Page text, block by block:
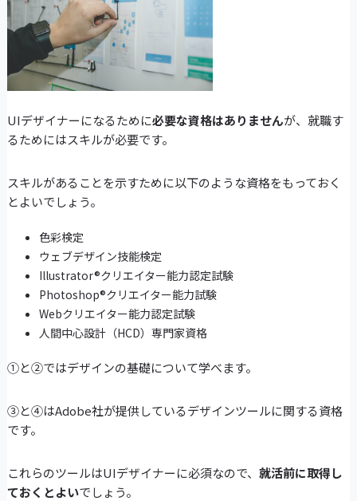
UIデザイナーになるために必要な資格はありませんが、就職す
るためにはスキルが必要です。
スキルがあることを示すために以下のような資格をもっておく
とよいでしょう。
色彩検定
ウェブデザイン技能検定
Illustrator®クリエイター能力認定試験
Photoshop®クリエイター能力試験
Webクリエイター能力認定試験
人間中心設計（HCD）専門家資格
①と②ではデザインの基礎について学べます。
③と④はAdobe社が提供しているデザインツールに関する資格
です。
これらのツールはUIデザイナーに必須なので、 就活前に取得し
ておくとよいでしょう。